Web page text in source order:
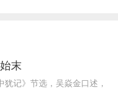
末
记》节选，吴焱金口述，